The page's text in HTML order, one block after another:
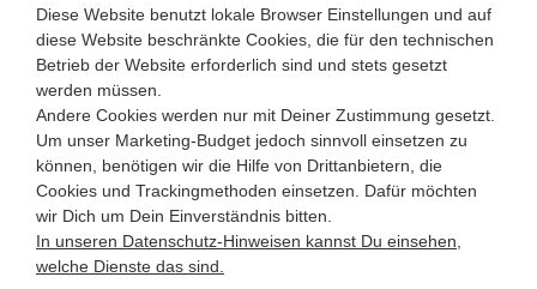
See Sommen, (21) Ferienhaus Bullerbü, (nur im Paket
mit Haus 22, dann für bis zu 12 Personen)
Smaland
Ferienhaus
6 3 196m
Diese Website benutzt lokale Browser Einstellungen und auf
diese Website beschränkte Cookies, die für den technischen
Betrieb der Website erforderlich sind und stets gesetzt
werden müssen.
Andere Cookies werden nur mit Deiner Zustimmung gesetzt.
Um unser Marketing-Budget jedoch sinnvoll einsetzen zu
können, benötigen wir die Hilfe von Drittanbietern, die
Cookies und Trackingmethoden einsetzen. Dafür möchten
wir Dich um Dein Einverständnis bitten.
In unseren Datenschutz-Hinweisen kannst Du einsehen,
welche Dienste das sind.